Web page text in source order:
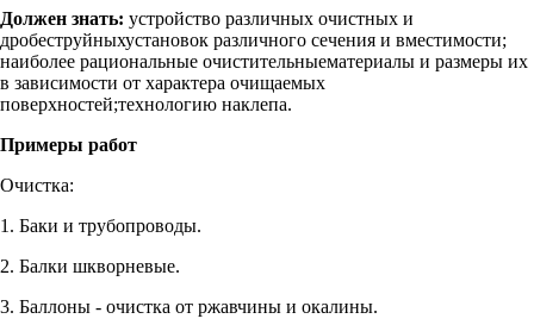
Должен знать: устройство различных очистных и
дробеструйныхустановок различного сечения и вместимости;
наиболее рациональные очистительныематериалы и размеры их
в зависимости от характера очищаемых
поверхностей;технологию наклепа.
Примеры работ
Очистка:
1. Баки и трубопроводы.
2. Балки шкворневые.
3. Баллоны - очистка от ржавчины и окалины.